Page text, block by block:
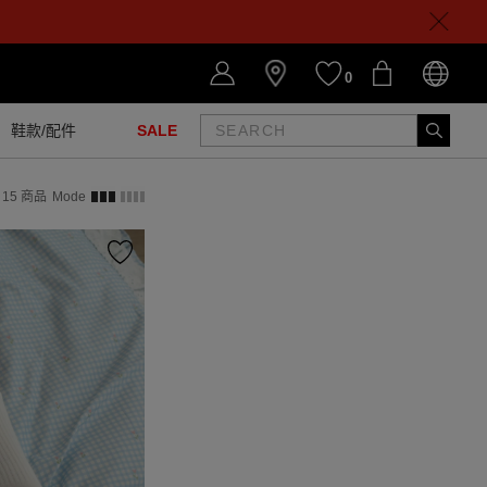
0
鞋款/配件 SALE
15 商品 Mode